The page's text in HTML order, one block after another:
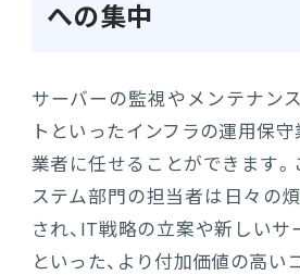
への集中
サーバーの監視やメンテナン
トといったインフラの運用保守
業者に任せることができます。
ステム部門の担当者は日々の
され、IT戦略の立案や新しいサ
といった、より付加価値の高い